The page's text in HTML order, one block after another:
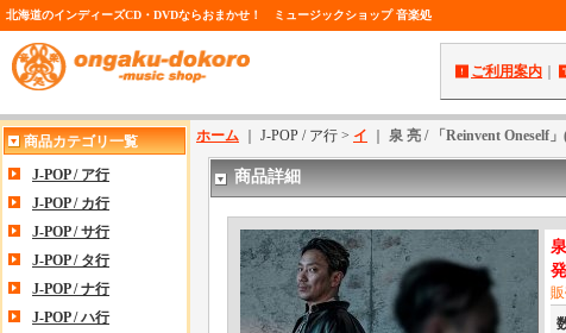
北海道のインディーズCD・DVDならおまかせ！ ミュージックショップ 音楽処
ご利用案内
商品カテゴリ一覧
J-POP / ア行
J-POP / カ行
J-POP / サ行
J-POP / タ行
J-POP / ナ行
J-POP / ハ行
ホーム ｜ J-POP / ア行 > イ 泉 亮 / 「Reinvent Oneself
商品詳細